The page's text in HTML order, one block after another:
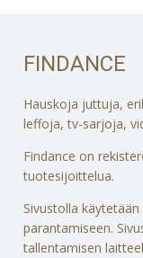
FINDANCE
Hauskoja juttuja,
leffoja, tv-sarjoja,
Findance on
tuotesijoittelua.
Sivustolla
parantamiseen.
tallentamisen